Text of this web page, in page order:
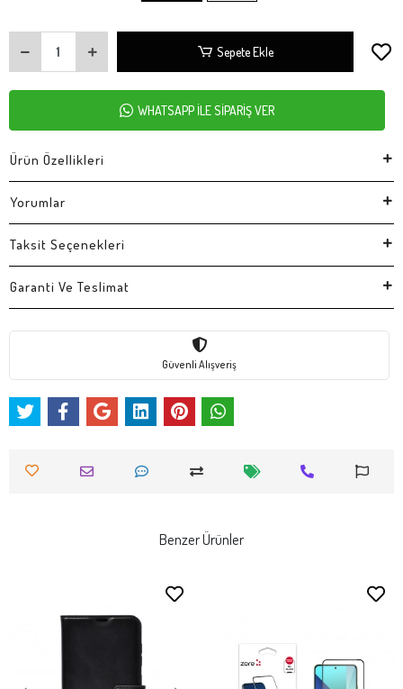
Sepete Ekle
WHATSAPP İLE SİPARİŞ VER
Ürün Özellikleri
Yorumlar
Taksit Seçenekleri
Garanti Ve Teslimat
Güvenli Alışveriş
Benzer Ürünler